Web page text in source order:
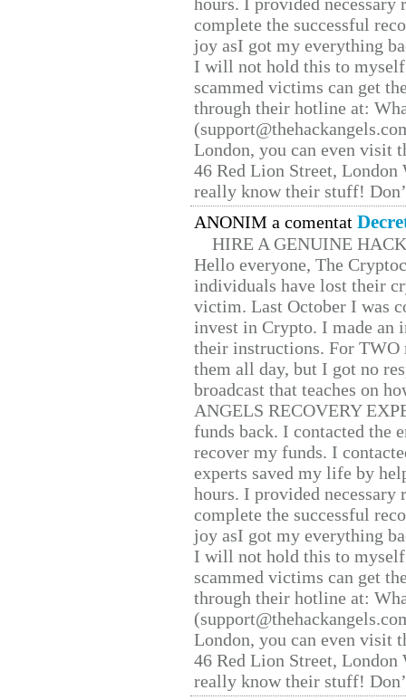
complete the successful
joy asI got my everything
I will not hold this to
scammed victims can get
through their hotline at:
London, you can even visit
46 Red Lion Street, London
really know their stuff!
ANONIM a comentat
HIRE A GENUINE
Hello everyone, The
individuals have lost their
victim. Last October I was
invest in Crypto. I made
their instructions. For TWO
them all day, but I got no
broadcast that teaches on
ANGELS RECOVERY
funds back. I contacted the
recover my funds. I
experts saved my life by
hours. I provided
complete the successful
joy asI got my everything
I will not hold this to
scammed victims can get
through their hotline at:
London, you can even visit
46 Red Lion Street, London
really know their stuff!